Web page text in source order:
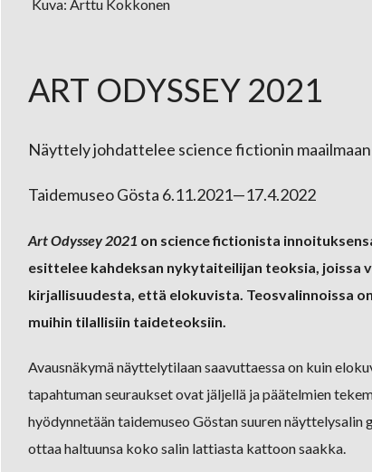
ART ODYSSEY 2021
Näyttely johdattelee science fictionin maailmaan
Taidemuseo Gösta 6.11.2021—17.4.2022
Art Odyssey 2021 on science fictionista
esittelee kahdeksan nykytaiteilijan teoksia, joissa
kirjallisuudesta, että elokuvista. Teosvalinnoissa
muihin tilallisiin taideteoksiin.
Avausnäkymä näyttelytilaan saavuttaessa on kuin
tapahtuman seuraukset ovat jäljellä ja päätelmien
hyödynnetään taidemuseo Göstan suuren
ottaa haltuunsa koko salin lattiasta kattoon saakka.